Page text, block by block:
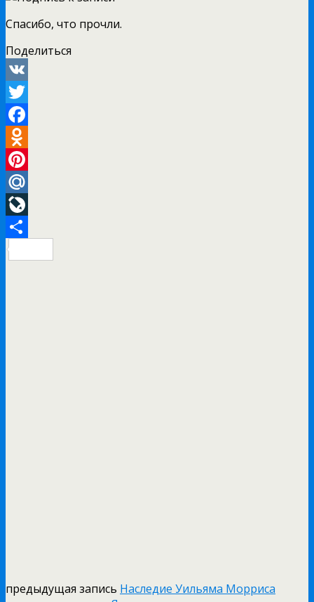
Спасибо, что прочли.
Поделиться
VK
Twitter
Facebook
Odnoklassniki
Pinterest
Mail.Ru
LiveJournal
предыдущая запись Наследие Уильяма Морриса